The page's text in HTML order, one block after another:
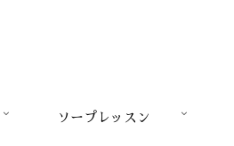
ソープレッスン